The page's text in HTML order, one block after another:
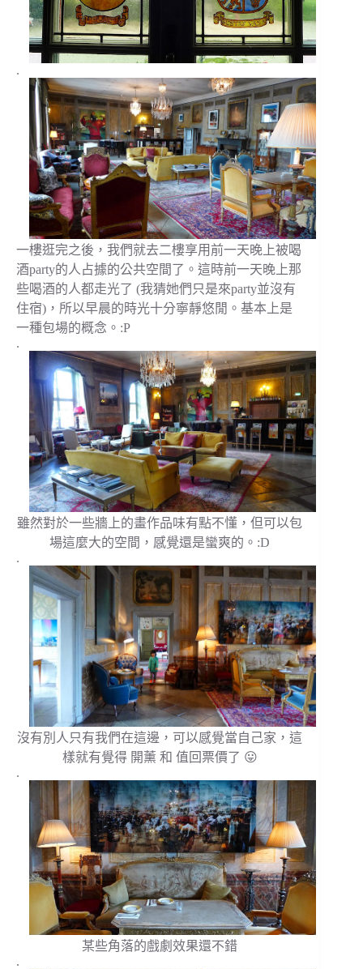
.
一樓逛完之後，我們就去二樓享用前一天晚上被喝
酒party的人占據的公共空間了。這時前一天晚上那
些喝酒的人都走光了 (我猜她們只是來party並沒有
住宿)，所以早晨的時光十分寧靜悠閒。基本上是
一種包場的概念。:P
.
雖然對於一些牆上的畫作品味有點不懂，但可以包
場這麼大的空間，感覺還是蠻爽的。:D
.
沒有別人只有我們在這邊，可以感覺當自己家，這
樣就有覺得 開薰 和 值回票價了 😛
.
某些角落的戲劇效果還不錯
.